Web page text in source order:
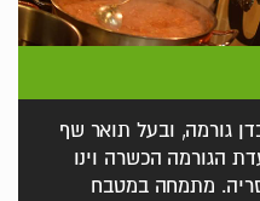
גורמה, ובעל תואר שף
הגורמה הכשרה וינו
מתמחה במטבח